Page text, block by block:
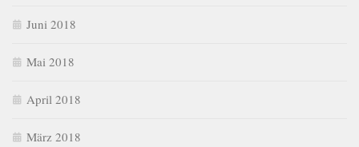
Juni 2018
Mai 2018
April 2018
März 2018